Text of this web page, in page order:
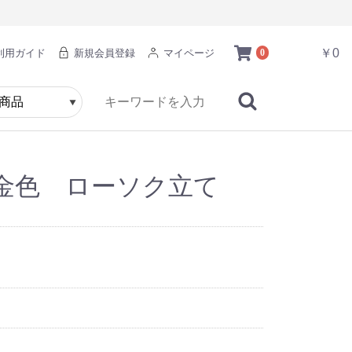
0 ￥0
用ガイド 新規会員登録 マイページ
色 ローソク立て